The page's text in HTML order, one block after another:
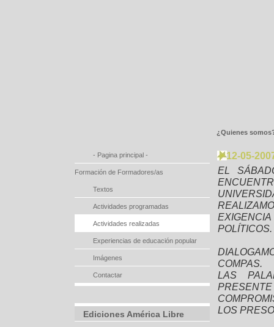
¿Quienes
- Pagina principal -
Formación de Formadores/as
Textos
Actividades programadas
Actividades realizadas
Experiencias de educación popular
Imágenes
Contactar
Ediciones América Libre
12-05-
EL
POLÍTICOS.
COMPAS.
LAS
LOS